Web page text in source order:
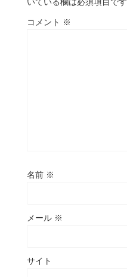
コメント ※
名前 ※
メール ※
サイト